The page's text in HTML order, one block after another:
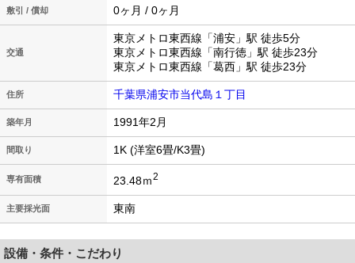
敷引 / 償却 0ヶ月 / 0ヶ月
交通
東京メトロ東西線「浦安」駅 徒歩5分
東京メトロ東西線「南行徳」駅 徒歩23分
東京メトロ東西線「葛西」駅 徒歩23分
住所 千葉県浦安市当代島１丁目
築年月 1991年2月
間取り 1K (洋室6畳/K3畳)
専有面積 23.48ｍ2
主要採光面 東南
設備・条件・こだわり